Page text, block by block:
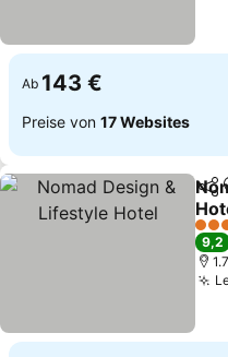
Ab 143 €
Preise von 17 Websites
4
9,2